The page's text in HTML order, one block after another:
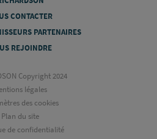
CONTACTER
PARTENAIRES
REJOINDRE
Copyright 2024
légales
des cookies
Plan du site
de confidentialité